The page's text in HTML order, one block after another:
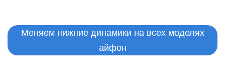
Меняем нижние динамики на всех моделях
айфон